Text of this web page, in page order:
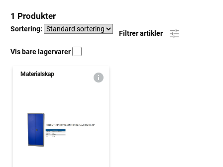
1 Produkter
Sortering:
Filtrer artikler
Vis bare lagervarer
Materialskap